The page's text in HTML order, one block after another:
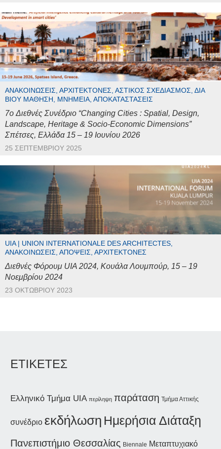
ΑΝΑΚΟΙΝΏΣΕΙΣ, ΑΡΧΙΤΈΚΤΟΝΕΣ, ΑΣΤΙΚΌΣ ΣΧΕΔΙΑΣΜΌΣ, ΔΙΆ
ΒΊΟΥ ΜΆΘΗΣΗ, ΜΝΗΜΕΊΑ, ΑΠΟΚΑΤΑΣΤΆΣΕΙΣ
7o Διεθνές Συνέδριο “Changing Cities : Spatial, Design,
Landscape, Heritage & Socio-Economic Dimensions”
Σπέτσες, Ελλάδα 15 – 19 Ιουνίου 2026
25 ΣΕΠΤΕΜΒΡΊΟΥ 2025
UIA | UNION INTERNATIONALE DES ARCHITECTES,
ΑΝΑΚΟΙΝΏΣΕΙΣ, ΑΠΌΨΕΙΣ, ΑΡΧΙΤΈΚΤΟΝΕΣ
Διεθνές Φόρουμ UIA 2024, Κουάλα Λουμπούρ, 15 – 19
Νοεμβρίου 2024
23 ΟΚΤΩΒΡΊΟΥ 2023
ΕΤΙΚΕΤΕΣ
Ελληνικό Τμήμα UIA περίληψη παράταση Τμήμα Αττικής
συνέδριο εκδήλωση Ημερήσια Διάταξη
Πανεπιστήμιο Θεσσαλίας Biennale Μεταπτυχιακό